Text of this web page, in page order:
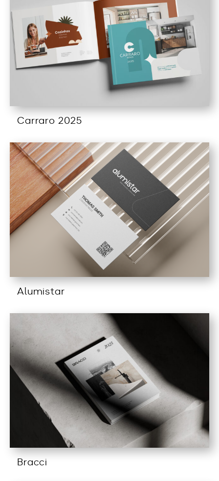
Carraro 2025
Alumistar
Bracci